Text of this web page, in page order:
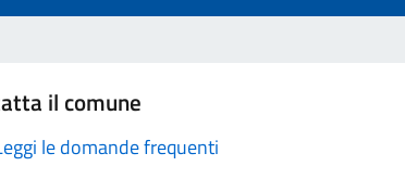
il comune
le domande frequenti